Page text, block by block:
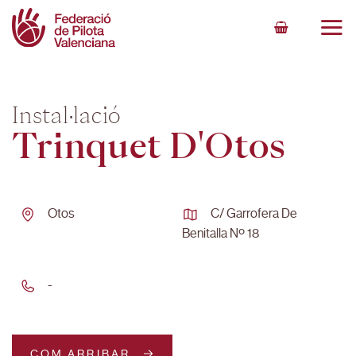
Skip
content
Instal·lació
Trinquet D'Otos
Otos
C/ Garrofera De
Benitalla Nº 18
-